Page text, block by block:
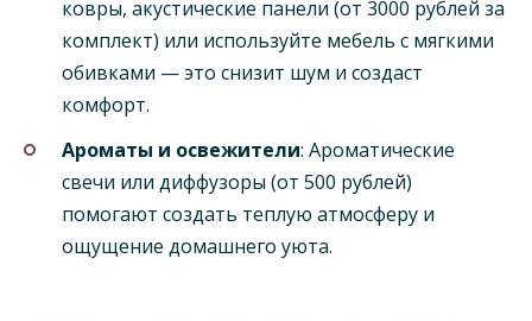
ковры, акустические панели (от 3000 рублей за
комплект) или используйте мебель с мягкими
обивками — это снизит шум и создаст
комфорт.
Ароматы и освежители: Ароматические
свечи или диффузоры (от 500 рублей)
помогают создать теплую атмосферу и
ощущение домашнего уюта.